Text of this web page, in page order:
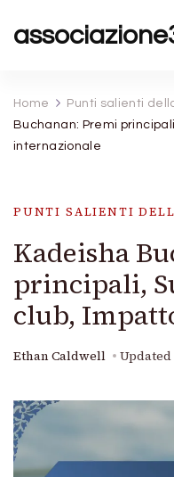
Home Punti salienti
Buchanan: Premi
internazionale
PUNTI SALIENTI
Kadeisha
principali,
club,
Ethan Caldwell Updated